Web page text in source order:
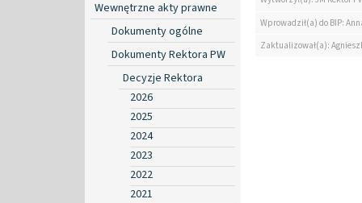
Wewnętrzne akty prawne
Dokumenty ogólne
Dokumenty Rektora PW
Decyzje Rektora
2026
2025
2024
2023
2022
2021
Wprowadził(a) do BIP:
Zaktualizował(a):